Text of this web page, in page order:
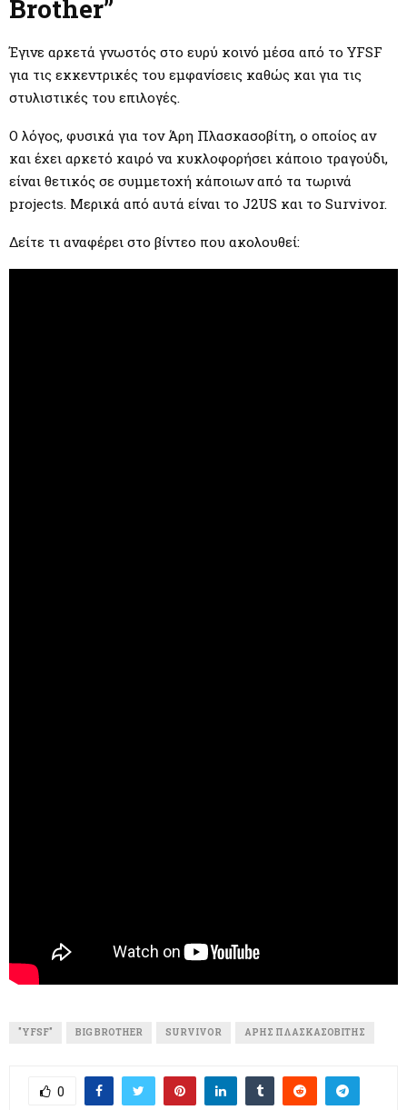
E
N
U
Brother”
Έγινε αρκετά γνωστός στο ευρύ κοινό μέσα από το YFSF
για τις εκκεντρικές του εμφανίσεις καθώς και για τις
στυλιστικές του επιλογές.
Ο λόγος, φυσικά για τον Άρη Πλασκασοβίτη, ο οποίος αν
και έχει αρκετό καιρό να κυκλοφορήσει κάποιο τραγούδι,
είναι θετικός σε συμμετοχή κάποιων από τα τωρινά
projects. Μερικά από αυτά είναι το J2US και το Survivor.
Δείτε τι αναφέρει στο βίντεο που ακολουθεί:
"YFSF" BIG BROTHER SURVIVOR ΆΡΗΣ ΠΛΑΣΚΑΣΟΒΊΤΗΣ
0